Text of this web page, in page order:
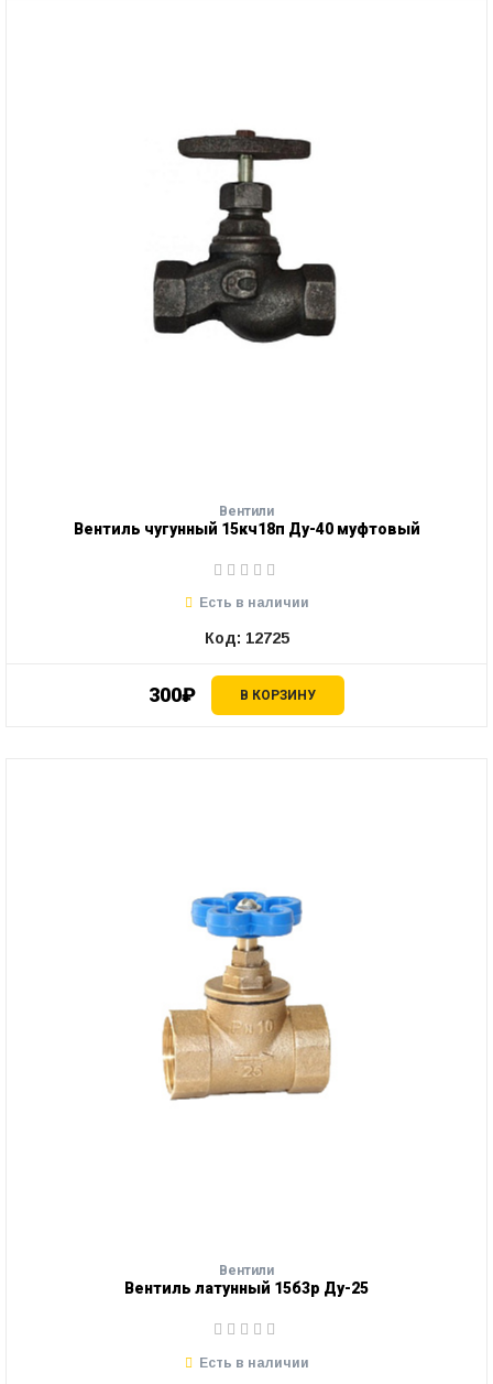
Вентили
Вентиль чугунный 15кч18п Ду-40 муфтовый
300₽ В КОРЗИНУ
Есть в наличии
Код: 12725
Вентили
Вентиль латунный 15б3р Ду-25
Есть в наличии